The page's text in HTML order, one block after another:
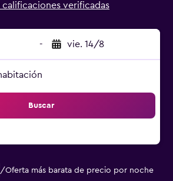
calificaciones verificadas
- vie. 14/8
Buscar
/Oferta más barata de precio por noche